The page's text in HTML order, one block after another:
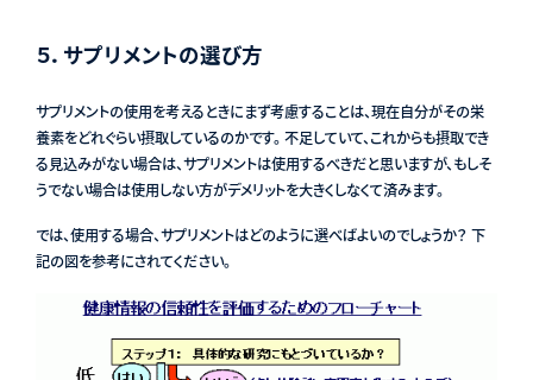
５．サプリメントの選び方
サプリメントの使用を考えるときにまず考慮することは、現在自分がその栄
養素をどれぐらい摂取しているのかです。 不足していて、これからも摂取でき
る見込みがない場合は、サプリメントは使用するべきだと思いますが、もしそ
うでない場合は使用しない方がデメリットを大きくしなくて済みます。
では、使用する場合、サプリメントはどのように選べばよいのでしょうか？ 下
記の図を参考にされてください。